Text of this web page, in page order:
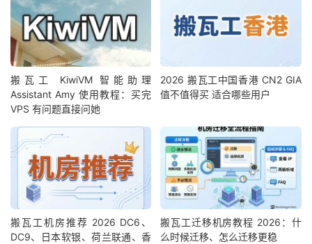
搬瓦工 KiwiVM 智能助理
Assistant Amy 使用教程：买完
VPS 有问题直接问她
2026 搬瓦工中国香港 CN2 GIA
值不值得买 适合哪些用户
搬瓦工机房推荐 2026 DC6、
DC9、日本软银、荷兰联通、香
搬瓦工迁移机房教程 2026：什
么时候迁移、怎么迁移更稳